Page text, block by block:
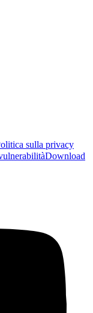
sulla privacy
Download